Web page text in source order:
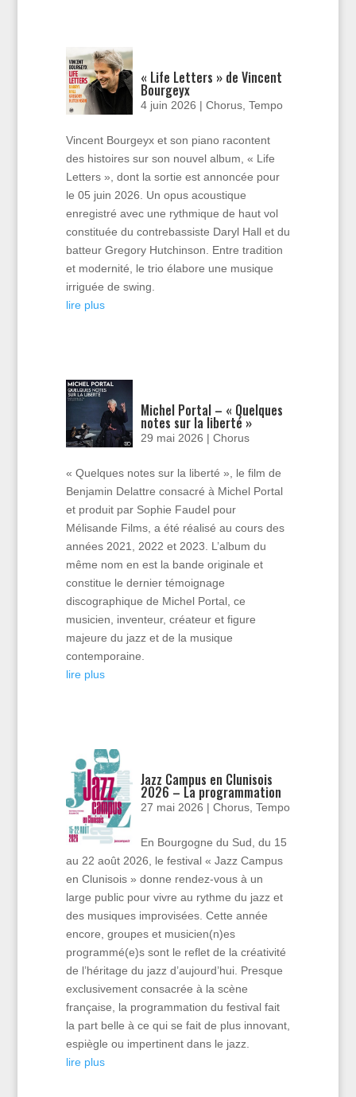
« Life Letters » de Vincent
Bourgeyx
4 juin 2026 |Chorus,Tempo
Vincent Bourgeyx et son piano racontent
des histoires sur son nouvel album, « Life
Letters », dont la sortie est annoncée pour
le 05 juin 2026. Un opus acoustique
enregistré avec une rythmique de haut vol
constituée du contrebassiste Daryl Hall et du
batteur Gregory Hutchinson. Entre tradition
et modernité, le trio élabore une musique
irriguée de swing.
lire plus
Michel Portal – « Quelques
notes sur la liberté »
29 mai 2026 |Chorus
« Quelques notes sur la liberté », le film de
Benjamin Delattre consacré à Michel Portal
et produit par Sophie Faudel pour
Mélisande Films, a été réalisé au cours des
années 2021, 2022 et 2023. L’album du
même nom en est la bande originale et
constitue le dernier témoignage
discographique de Michel Portal, ce
musicien, inventeur, créateur et figure
majeure du jazz et de la musique
contemporaine.
lire plus
Jazz Campus en Clunisois
2026 – La programmation
27 mai 2026 |Chorus,Tempo
En Bourgogne du Sud, du 15
au 22 août 2026, le festival « Jazz Campus
en Clunisois » donne rendez-vous à un
large public pour vivre au rythme du jazz et
des musiques improvisées. Cette année
encore, groupes et musicien(n)es
programmé(e)s sont le reflet de la créativité
de l’héritage du jazz d’aujourd’hui. Presque
exclusivement consacrée à la scène
française, la programmation du festival fait
la part belle à ce qui se fait de plus innovant,
espiègle ou impertinent dans le jazz.
lire plus